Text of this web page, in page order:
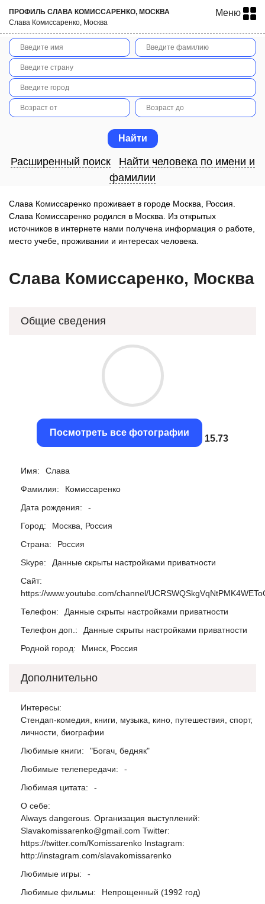
ПРОФИЛЬ СЛАВА КОМИССАРЕНКО, МОСКВА
Слава Комиссаренко, Москва
Меню
Расширенный поиск
Найти человека по имени и
фамилии
Слава Комиссаренко проживает в городе Москва, Россия.
Слава Комиссаренко родился в Москва. Из открытых
источников в интернете нами получена информация о работе,
место учебе, проживании и интересах человека.
Слава Комиссаренко, Москва
Общие сведения
Посмотреть все фотографии
15.43
Имя:
Слава
Фамилия:
Комиссаренко
Дата рождения:
-
Город:
Москва, Россия
Страна:
Россия
Skype:
Данные скрыты настройками приватности
Сайт:
https://www.youtube.com/channel/
Телефон:
Данные скрыты настройками приватности
Телефон доп.:
Данные скрыты настройками приватности
Родной город:
Минск, Россия
Дополнительно
Интересы:
Cтендап-комедия, книги, музыка, кино, путешествия, спорт,
личности, биографии
Любимые книги:
"Богач, бедняк"
Любимые телепередачи:
-
Любимая цитата:
-
О себе:
Always dangerous. Организация выступлений:
Slavakomissarenko@gmail.com Twitter:
https://twitter.com/Komissarenko Instagram:
http://instagram.com/slavakomissarenko
Любимые игры:
-
Любимые фильмы:
Непрощенный (1992 год)